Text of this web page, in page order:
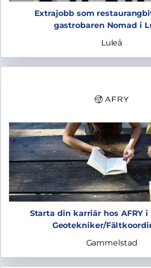
Extrajobb som
gastrobaren Nomad i
Luleå
Starta din karriär hos AFRY i
Geotekniker/
Gammelstad